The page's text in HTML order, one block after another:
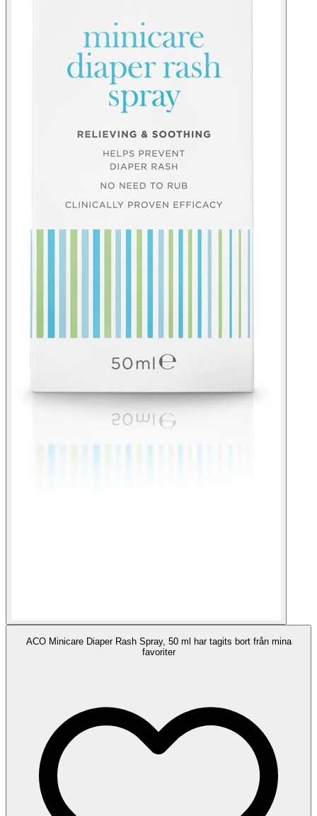
ACO Minicare Diaper Rash Spray, 50 ml har tagits bort från mina
favoriter